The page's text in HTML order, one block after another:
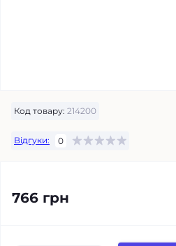
Код товару: 214200
Відгуки: 0
766 грн